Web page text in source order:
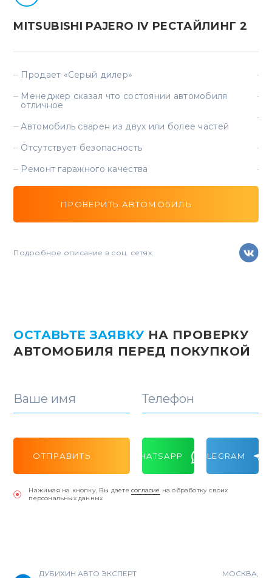
MITSUBISHI PAJERO IV РЕСТАЙЛИНГ 2
Продает «Серый дилер»
Менеджер сказал что состоянии автомобиля
отличное
Автомобиль сварен из двух или более частей
Отсутствует безопасность
Ремонт гаражного качества
ПРОВЕРИТЬ АВТОМОБИЛЬ
Подробное описание в соц. сетях:
ОСТАВЬТЕ ЗАЯВКУНА ПРОВЕРКУ
АВТОМОБИЛЯ ПЕРЕД ПОКУПКОЙ
Ваше имя Телефон
ОТПРАВИТЬ WHATSAPP TELEGRAM
Нажимая на кнопку, Вы даетесогласие на обработку своих
персональных данных
ДУБИХИН АВТО ЭКСПЕРТ МОСКВА,